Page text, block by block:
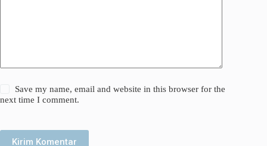
Save my name, email and website in this browser for the
next time I comment.
Kirim Komentar